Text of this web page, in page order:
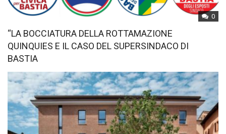
0
“LA BOCCIATURA DELLA ROTTAMAZIONE
QUINQUIES E IL CASO DEL SUPERSINDACO DI
BASTIA